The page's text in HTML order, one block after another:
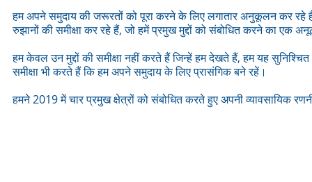
हम अपने समुदाय की जरूरतों को पूरा करने के लिए लगातार अनुकूलन कर
रुझानों की समीक्षा कर रहे हैं, जो हमें प्रमुख मुद्दों को संबोधित करने का एक
हम केवल उन मुद्दों की समीक्षा नहीं करते हैं जिन्हें हम देखते हैं, हम यह
समीक्षा भी करते हैं कि हम अपने समुदाय के लिए प्रासंगिक बने रहें।
हमने 2019 में चार प्रमुख क्षेत्रों को संबोधित करते हुए अपनी व्यावसायिक